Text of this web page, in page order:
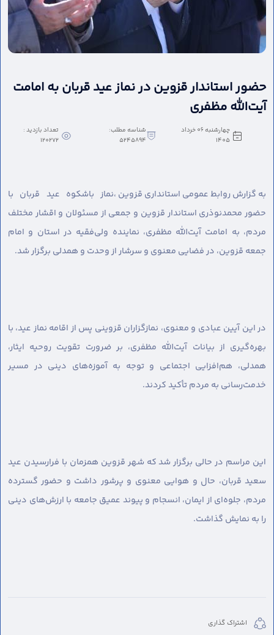
حضور استاندار قزوین در نماز عید قربان به امامت
آیت‌الله مظفری
چهارشنبه 06 خرداد
1405
شناسه مطلب:
5245894
تعداد بازدید :
120272
به گزارش روابط عمومی استانداری قزوین ،نماز باشکوه عید قربان با
حضور محمدنوذری استاندار قزوین و جمعی از مسئولان و اقشار مختلف
مردم، به امامت آیت‌الله مظفری، نماینده ولی‌فقیه در استان و امام
جمعه قزوین، در فضایی معنوی و سرشار از وحدت و همدلی برگزار شد.
در این آیین عبادی و معنوی، نمازگزاران قزوینی پس از اقامه نماز عید، با
بهره‌گیری از بیانات آیت‌الله مظفری، بر ضرورت تقویت روحیه ایثار،
همدلی، هم‌افزایی اجتماعی و توجه به آموزه‌های دینی در مسیر
خدمت‌رسانی به مردم تأکید کردند.
این مراسم در حالی برگزار شد که شهر قزوین همزمان با فرارسیدن عید
سعید قربان، حال و هوایی معنوی و پرشور داشت و حضور گسترده
مردم، جلوه‌ای از ایمان، انسجام و پیوند عمیق جامعه با ارزش‌های دینی
را به نمایش گذاشت.
اشتراک گذاری